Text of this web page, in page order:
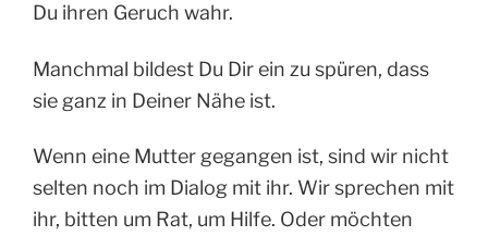
Du ihren Geruch wahr.
Manchmal bildest Du Dir ein zu spüren, dass
sie ganz in Deiner Nähe ist.
Wenn eine Mutter gegangen ist, sind wir nicht
selten noch im Dialog mit ihr. Wir sprechen mit
ihr, bitten um Rat, um Hilfe. Oder möchten